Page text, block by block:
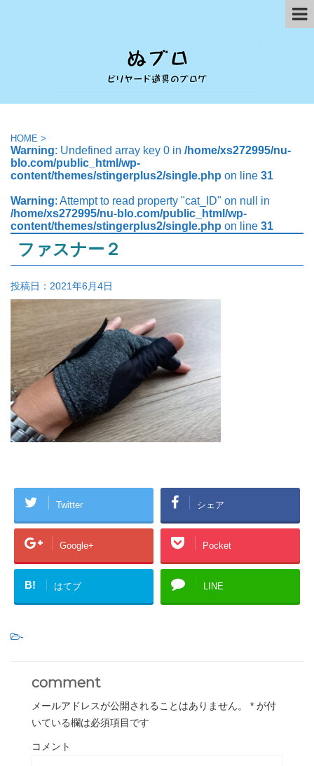
HOME >
Warning: Undefined array key 0 in /home/xs272995/nu-
blo.com/public_html/wp-
content/themes/stingerplus2/single.php on line 31
Warning: Attempt to read property "cat_ID" on null in
/home/xs272995/nu-blo.com/public_html/wp-
content/themes/stingerplus2/single.php on line 31
ファスナー２
投稿日： 2021年6月4日
Twitter シェア
Google+ Pocket
B! はてブ LINE
-
comment
メールアドレスが公開されることはありません。 * が付
いている欄は必須項目です
コメント